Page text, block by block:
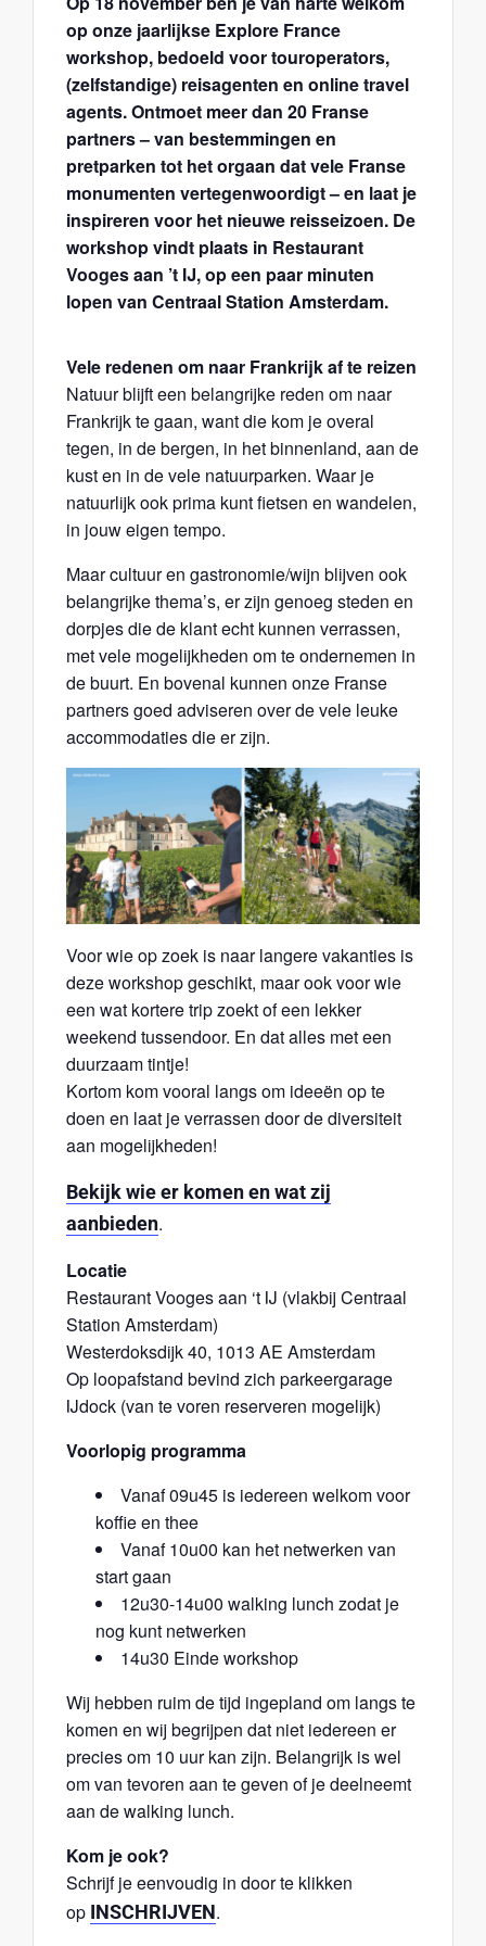
op onze jaarlijkse Explore France
workshop, bedoeld voor touroperators,
(zelfstandige) reisagenten en online travel
agents. Ontmoet meer dan 20 Franse
partners – van bestemmingen en
pretparken tot het orgaan dat vele Franse
monumenten vertegenwoordigt – en laat je
inspireren voor het nieuwe reisseizoen. De
workshop vindt plaats in Restaurant
Vooges aan ’t IJ, op een paar minuten
lopen van Centraal Station Amsterdam.
Vele redenen om naar Frankrijk af te reizen
Natuur blijft een belangrijke reden om naar
Frankrijk te gaan, want die kom je overal
tegen, in de bergen, in het binnenland, aan de
kust en in de vele natuurparken. Waar je
natuurlijk ook prima kunt fietsen en wandelen,
in jouw eigen tempo.
Maar cultuur en gastronomie/wijn blijven ook
belangrijke thema’s, er zijn genoeg steden en
dorpjes die de klant echt kunnen verrassen,
met vele mogelijkheden om te ondernemen in
de buurt. En bovenal kunnen onze Franse
partners goed adviseren over de vele leuke
accommodaties die er zijn.
Voor wie op zoek is naar langere vakanties is
deze workshop geschikt, maar ook voor wie
een wat kortere trip zoekt of een lekker
weekend tussendoor. En dat alles met een
duurzaam tintje!
Kortom kom vooral langs om ideeën op te
doen en laat je verrassen door de diversiteit
aan mogelijkheden!
Bekijk wie er komen en wat zij
aanbieden.
Locatie
Restaurant Vooges aan ‘t IJ (vlakbij Centraal
Station Amsterdam)
Westerdoksdijk 40, 1013 AE Amsterdam
Op loopafstand bevind zich parkeergarage
IJdock (van te voren reserveren mogelijk)
Voorlopig programma
Vanaf 09u45 is iedereen welkom voor
koffie en thee
Vanaf 10u00 kan het netwerken van
start gaan
12u30-14u00 walking lunch zodat je
nog kunt netwerken
14u30 Einde workshop
Wij hebben ruim de tijd ingepland om langs te
komen en wij begrijpen dat niet iedereen er
precies om 10 uur kan zijn. Belangrijk is wel
om van tevoren aan te geven of je deelneemt
aan de walking lunch.
Kom je ook?
Schrijf je eenvoudig in door te klikken
op INSCHRIJVEN.